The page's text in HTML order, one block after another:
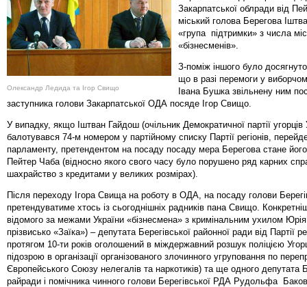
Олександр Ледида та Ігор Свищо
Закарпатської облради від
міський голова Берегова
«група підтримки» з числа
«бізнесменів».
З-поміж іншого було
що в разі перемоги у
Івана Бушка звільнену ним
заступника голови Закарпатської ОДА посяде Ігор Свищо.
У випадку, якщо Іштван Гайдош (очільник Демократичної партії угорців
балотувався 74-м номером у партійному списку Партії регіонів,
парламенту, претендентом на посаду посаду мера Берегова стане
Пейтер Чаба (відносно якого свого часу було порушено ряд карних
шахрайство з кредитами у великих розмірах).
Після переходу Ігора Свища на роботу в ОДА, на посаду голови
претендуватиме хтось із сьогоднішніх радників пана Свищо.
відомого за межами України «бізнесмена» з кримінальним ухилом
прізвисько «Заїка») – депутата Берегівської районної ради від Партії
протягом 10-ти років оголошений в міждержавний розшук поліцією
підозрою в організації організованого злочинного угруповання по
Європейського Союзу нелегалів та наркотиків) та ще одного депутата
райради і помічника чинного голови Берегівської РДА Рудольфа